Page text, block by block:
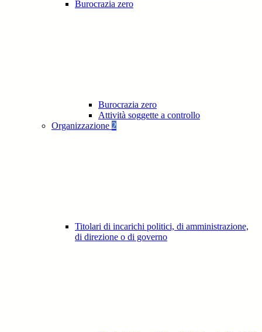
Burocrazia zero
Burocrazia zero
Attività soggette a controllo
Organizzazione 2
Titolari di incarichi politici, di amministrazione,
di direzione o di governo